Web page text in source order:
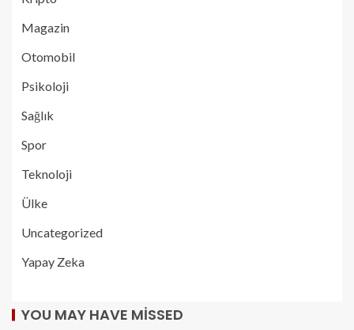
Magazin
Otomobil
Psikoloji
Sağlık
Spor
Teknoloji
Ülke
Uncategorized
Yapay Zeka
YOU MAY HAVE MISSED